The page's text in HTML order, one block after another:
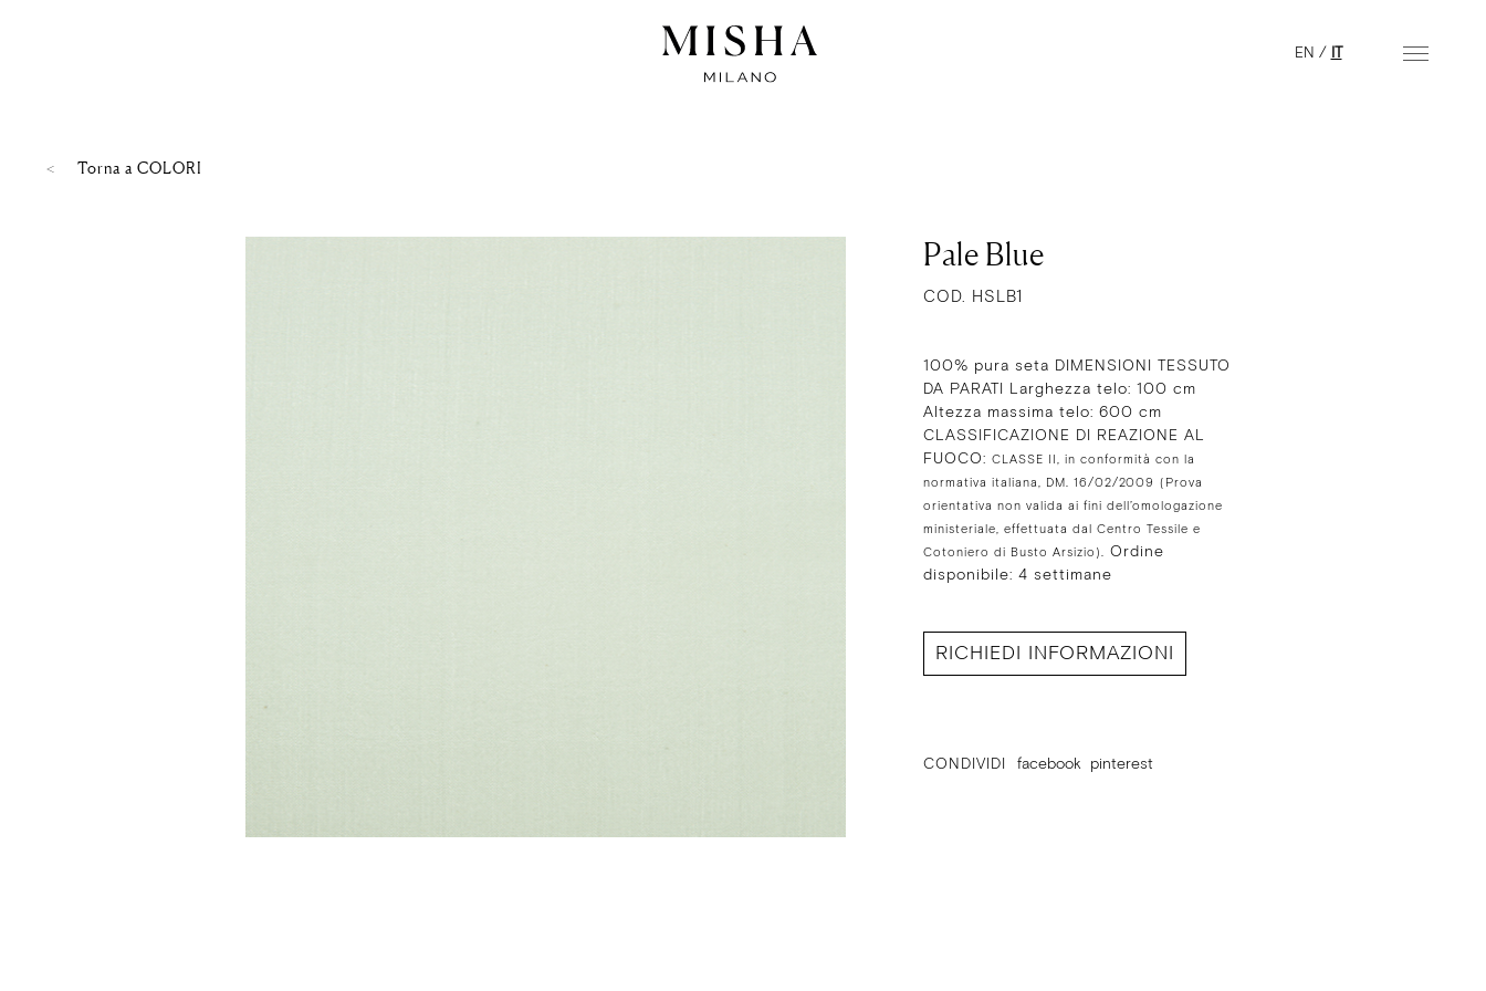
EN / IT
Torna a COLORI
Pale Blue
COD. HSLB1
100% pura seta DIMENSIONI TESSUTO
DA PARATI Larghezza telo: 100 cm
Altezza massima telo: 600 cm
CLASSIFICAZIONE DI REAZIONE AL
FUOCO:CLASSE II, in conformità con la
normativa italiana, DM. 16/02/2009 (Prova
orientativa non valida ai fini dell’omologazione
ministeriale, effettuata dal Centro Tessile e
Cotoniero di Busto Arsizio). Ordine
disponibile: 4 settimane
RICHIEDI INFORMAZIONI
CONDIVIDI facebook pinterest